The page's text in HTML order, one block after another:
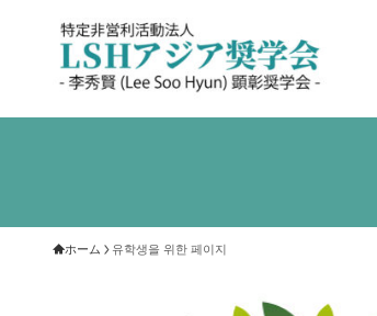
ホーム 유학생을 위한 페이지